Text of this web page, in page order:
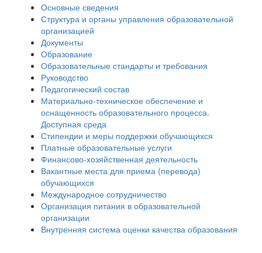
Основные сведения
Структура и органы управления образовательной
организацией
Документы
Образование
Образовательные стандарты и требования
Руководство
Педагогический состав
Материально-техническое обеспечение и
оснащенность образовательного процесса.
Доступная среда
Стипендии и меры поддержки обучающихся
Платные образовательные услуги
Финансово-хозяйственная деятельность
Вакантные места для приема (перевода)
обучающихся
Международное сотрудничество
Организация питания в образовательной
организации
Внутренняя система оценки качества образования